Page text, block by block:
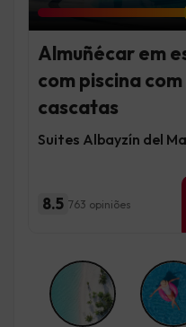
Almuñécar em
com piscina
cascatas
Suites Albayzín del
8.5 763 opiniões